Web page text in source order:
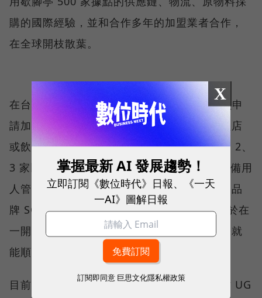
購的國際經驗，並和合作多年的加盟業者合作，
在全球開枝散葉。
在台灣市場，目前 UG 已有超過 1000 組人員申
請加盟，鄭凱隆透露，他會先挑選有經營連鎖店
或飲料店經驗的人；現在的加盟主，都是開過 2、
3 家以上連鎖店的團隊。因為這些加盟主已具備用
人管理、成本控制等經驗，能更有效率的運用品
牌 SOP 開店，省去大量培訓與磨合時間。等於在
一開始就篩掉了潛在管理問題，讓新店一開張就
能順利運作。
目前，已有歇腳亭部分加盟主和聯發國際合作 UG
X
掌握最新 AI 發展趨勢！
立即訂閱《數位時代》日報、《一天
一AI》圖解日報
訂閱即同意 巨思文化隱私權政策